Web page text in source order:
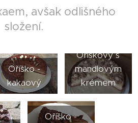
avšak odlišného
složení.
Oříško -
kakaový
Oříškový s
mandlovým
krémem
Oříško -